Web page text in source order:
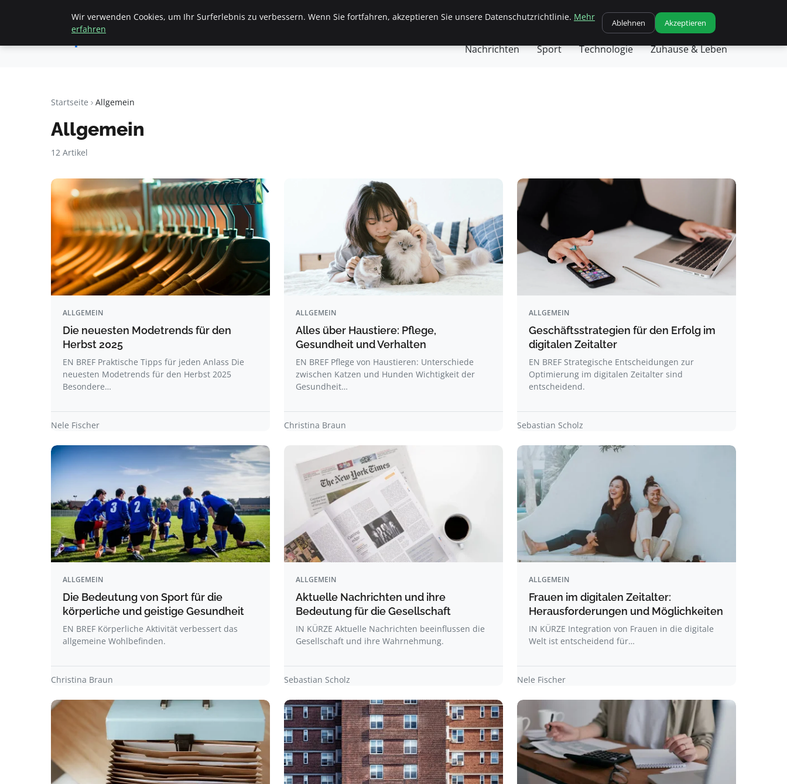
Apemania
Startseite Allgemein Finanzen & Immobilien Frauen / Mode Geschäft Gesundheit Haustiere Kochen
Nachrichten Sport Technologie Zuhause & Leben
Startseite Allgemein
Allgemein
12 Artikel
ALLGEMEIN
Die neuesten Modetrends für den
Herbst 2025
EN BREF Praktische Tipps für jeden Anlass Die
neuesten Modetrends für den Herbst 2025
Besondere…
Nele Fischer
ALLGEMEIN
Alles über Haustiere: Pflege,
Gesundheit und Verhalten
EN BREF Pflege von Haustieren: Unterschiede
zwischen Katzen und Hunden Wichtigkeit der
Gesundheit…
Christina Braun
ALLGEMEIN
Geschäftsstrategien für den Erfolg im
digitalen Zeitalter
EN BREF Strategische Entscheidungen zur
Optimierung im digitalen Zeitalter sind
entscheidend.
Sebastian Scholz
ALLGEMEIN
Die Bedeutung von Sport für die
körperliche und geistige Gesundheit
EN BREF Körperliche Aktivität verbessert das
allgemeine Wohlbefinden.
Christina Braun
ALLGEMEIN
Aktuelle Nachrichten und ihre
Bedeutung für die Gesellschaft
IN KÜRZE Aktuelle Nachrichten beeinflussen die
Gesellschaft und ihre Wahrnehmung.
Sebastian Scholz
ALLGEMEIN
Frauen im digitalen Zeitalter:
Herausforderungen und Möglichkeiten
IN KÜRZE Integration von Frauen in die digitale
Welt ist entscheidend für…
Nele Fischer
Wir verwenden Cookies, um Ihr Surferlebnis zu verbessern. Wenn Sie fortfahren, akzeptieren Sie unsere Datenschutzrichtlinie. Mehr
erfahren
Ablehnen Akzeptieren